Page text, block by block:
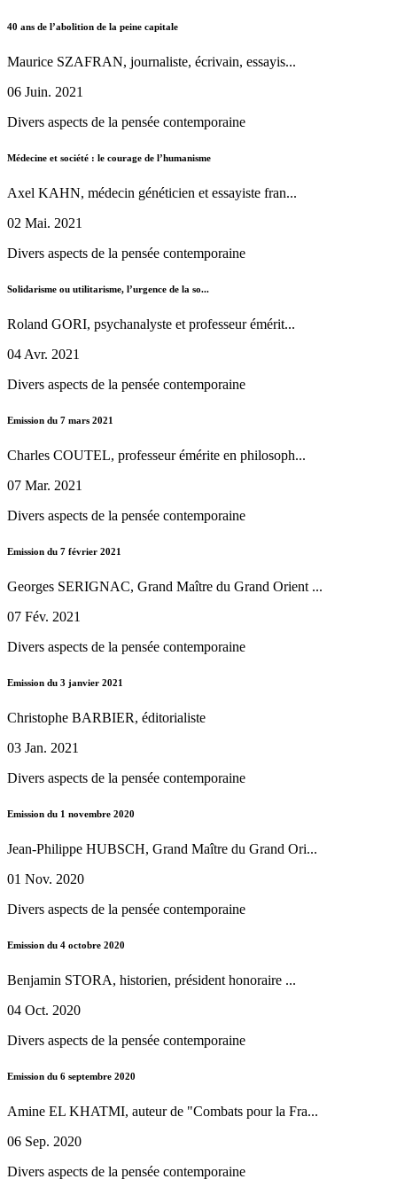
40 ans de l’abolition de la peine capitale
Maurice SZAFRAN, journaliste, écrivain, essayis...
06 Juin. 2021
Divers aspects de la pensée contemporaine
Médecine et société : le courage de l’humanisme
Axel KAHN, médecin généticien et essayiste fran...
02 Mai. 2021
Divers aspects de la pensée contemporaine
Solidarisme ou utilitarisme, l’urgence de la so...
Roland GORI, psychanalyste et professeur émérit...
04 Avr. 2021
Divers aspects de la pensée contemporaine
Emission du 7 mars 2021
Charles COUTEL, professeur émérite en philosoph...
07 Mar. 2021
Divers aspects de la pensée contemporaine
Emission du 7 février 2021
Georges SERIGNAC, Grand Maître du Grand Orient ...
07 Fév. 2021
Divers aspects de la pensée contemporaine
Emission du 3 janvier 2021
Christophe BARBIER, éditorialiste
03 Jan. 2021
Divers aspects de la pensée contemporaine
Emission du 1 novembre 2020
Jean-Philippe HUBSCH, Grand Maître du Grand Ori...
01 Nov. 2020
Divers aspects de la pensée contemporaine
Emission du 4 octobre 2020
Benjamin STORA, historien, président honoraire ...
04 Oct. 2020
Divers aspects de la pensée contemporaine
Emission du 6 septembre 2020
Amine EL KHATMI, auteur de "Combats pour la Fra...
06 Sep. 2020
Divers aspects de la pensée contemporaine